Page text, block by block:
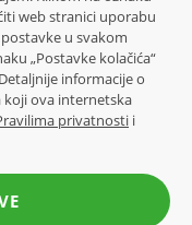
HRANE
web stranici uporabu
u svakom
„Postavke kolačića“
informacije o
koji ova internetska
privatnosti i